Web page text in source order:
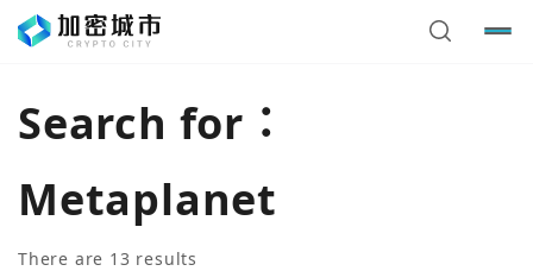
Search for：
Metaplanet
There are 13 results